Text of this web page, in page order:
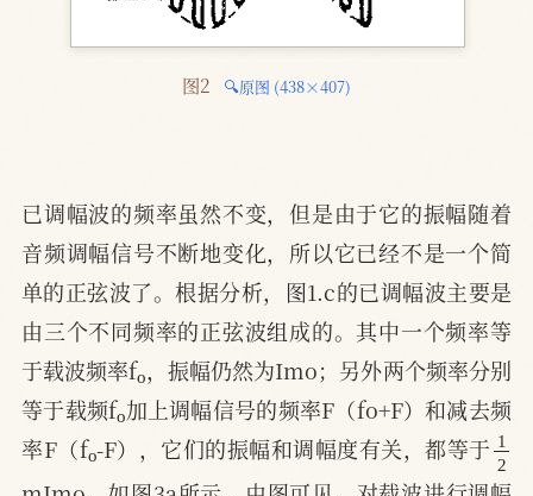
图2 🔍原图 (438×407)
已调幅波的频率虽然不变，但是由于它的振幅随着
音频调幅信号不断地变化，所以它已经不是一个简
单的正弦波了。根据分析，图1.c的已调幅波主要是
由三个不同频率的正弦波组成的。其中一个频率等
于载波频率fo，振幅仍然为Imo；另外两个频率分别
等于载频fo加上调幅信号的频率F（fo+F）和减去频
率F（fo-F），它们的振幅和调幅度有关，都等于12